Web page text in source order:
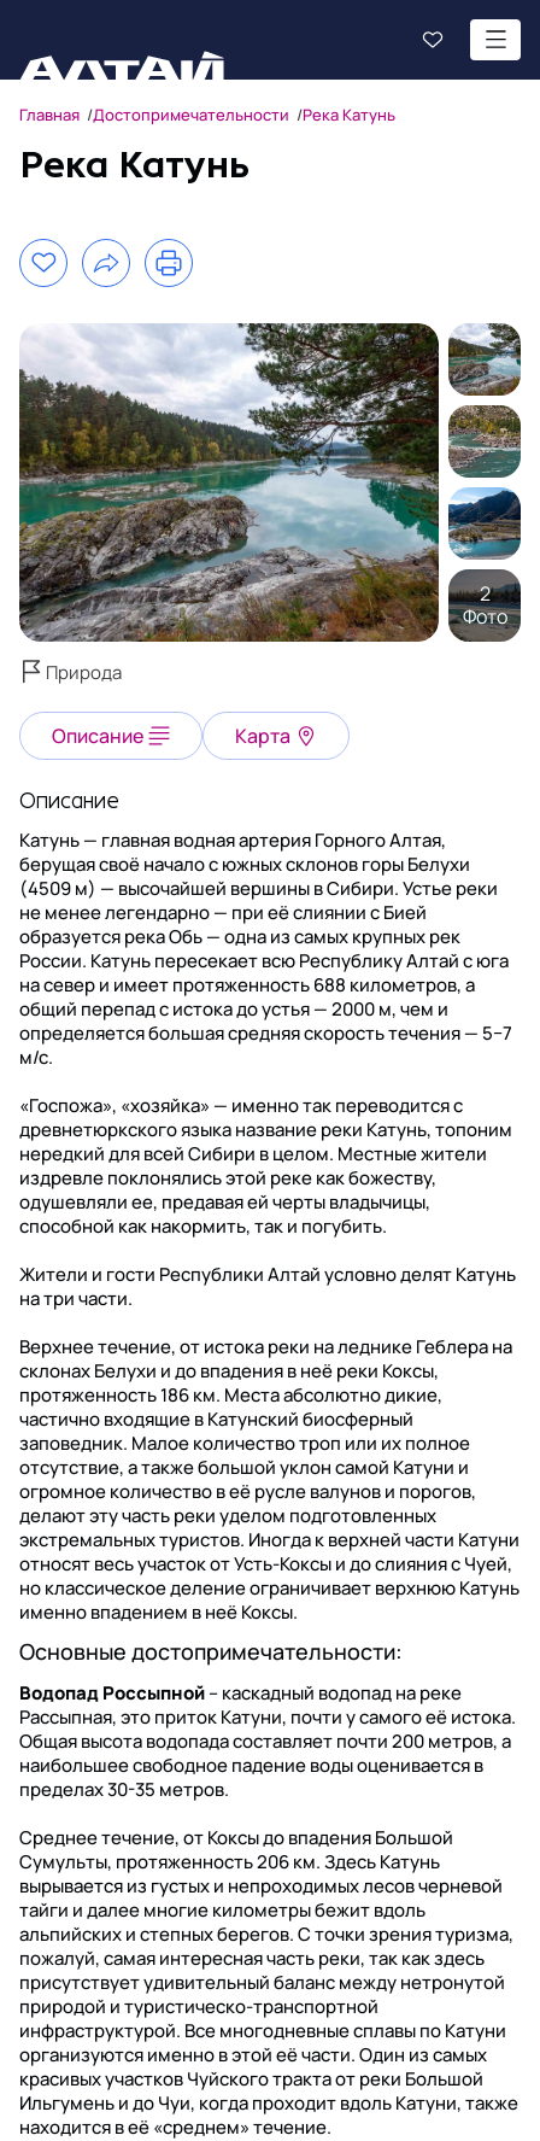
Главная Достопримечательности Река Катунь
Река Катунь
2
Фото
Природа
Описание Карта
Описание
Катунь — главная водная артерия Горного Алтая,
берущая своё начало с южных склонов горы Белухи
(4509 м) — высочайшей вершины в Сибири. Устье реки
не менее легендарно — при её слиянии с Бией
образуется река Обь — одна из самых крупных рек
России. Катунь пересекает всю Республику Алтай с юга
на север и имеет протяженность 688 километров, а
общий перепад с истока до устья — 2000 м, чем и
определяется большая средняя скорость течения — 5−7
м/с.
«Госпожа», «хозяйка» — именно так переводится с
древнетюркского языка название реки Катунь, топоним
нередкий для всей Сибири в целом. Местные жители
издревле поклонялись этой реке как божеству,
одушевляли ее, предавая ей черты владычицы,
способной как накормить, так и погубить.
Жители и гости Республики Алтай условно делят Катунь
на три части.
Верхнее течение, от истока реки на леднике Геблера на
склонах Белухи и до впадения в неё реки Коксы,
протяженность 186 км. Места абсолютно дикие,
частично входящие в Катунский биосферный
заповедник. Малое количество троп или их полное
отсутствие, а также большой уклон самой Катуни и
огромное количество в её русле валунов и порогов,
делают эту часть реки уделом подготовленных
экстремальных туристов. Иногда к верхней части Катуни
относят весь участок от Усть-Коксы и до слияния с Чуей,
но классическое деление ограничивает верхнюю Катунь
именно впадением в неё Коксы.
Основные достопримечательности:
Водопад Россыпной– каскадный водопад на реке
Рассыпная, это приток Катуни, почти у самого её истока.
Общая высота водопада составляет почти 200 метров, а
наибольшее свободное падение воды оценивается в
пределах 30-35 метров.
Среднее течение, от Коксы до впадения Большой
Сумульты, протяженность 206 км. Здесь Катунь
вырывается из густых и непроходимых лесов черневой
тайги и далее многие километры бежит вдоль
альпийских и степных берегов. С точки зрения туризма,
пожалуй, самая интересная часть реки, так как здесь
присутствует удивительный баланс между нетронутой
природой и туристическо-транспортной
инфраструктурой. Все многодневные сплавы по Катуни
организуются именно в этой её части. Один из самых
красивых участков Чуйского тракта от реки Большой
Ильгумень и до Чуи, когда проходит вдоль Катуни, также
находится в её «среднем» течение.